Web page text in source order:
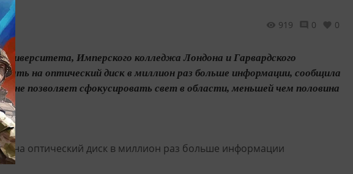
919 0 0
Имперского колледжа Лондона и Гарвардского
на оптический диск в миллион раз больше информации, сообщила
не позволяет сфокусировать свет в области, меньшей чем половина